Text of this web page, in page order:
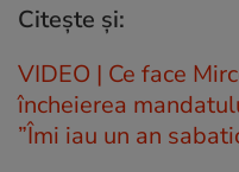
Citește și:
VIDEO | Ce face
încheierea
”Îmi iau un an